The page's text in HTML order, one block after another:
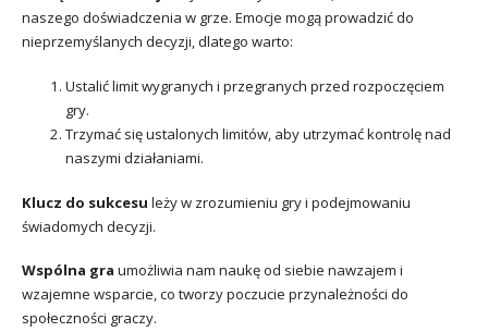
naszego doświadczenia w grze. Emocje mogą prowadzić do
nieprzemyślanych decyzji, dlatego warto:
Ustalić limit wygranych i przegranych przed rozpoczęciem
gry.
Trzymać się ustalonych limitów, aby utrzymać kontrolę nad
naszymi działaniami.
Klucz do sukcesu leży w zrozumieniu gry i podejmowaniu
świadomych decyzji.
Wspólna gra umożliwia nam naukę od siebie nawzajem i
wzajemne wsparcie, co tworzy poczucie przynależności do
społeczności graczy.